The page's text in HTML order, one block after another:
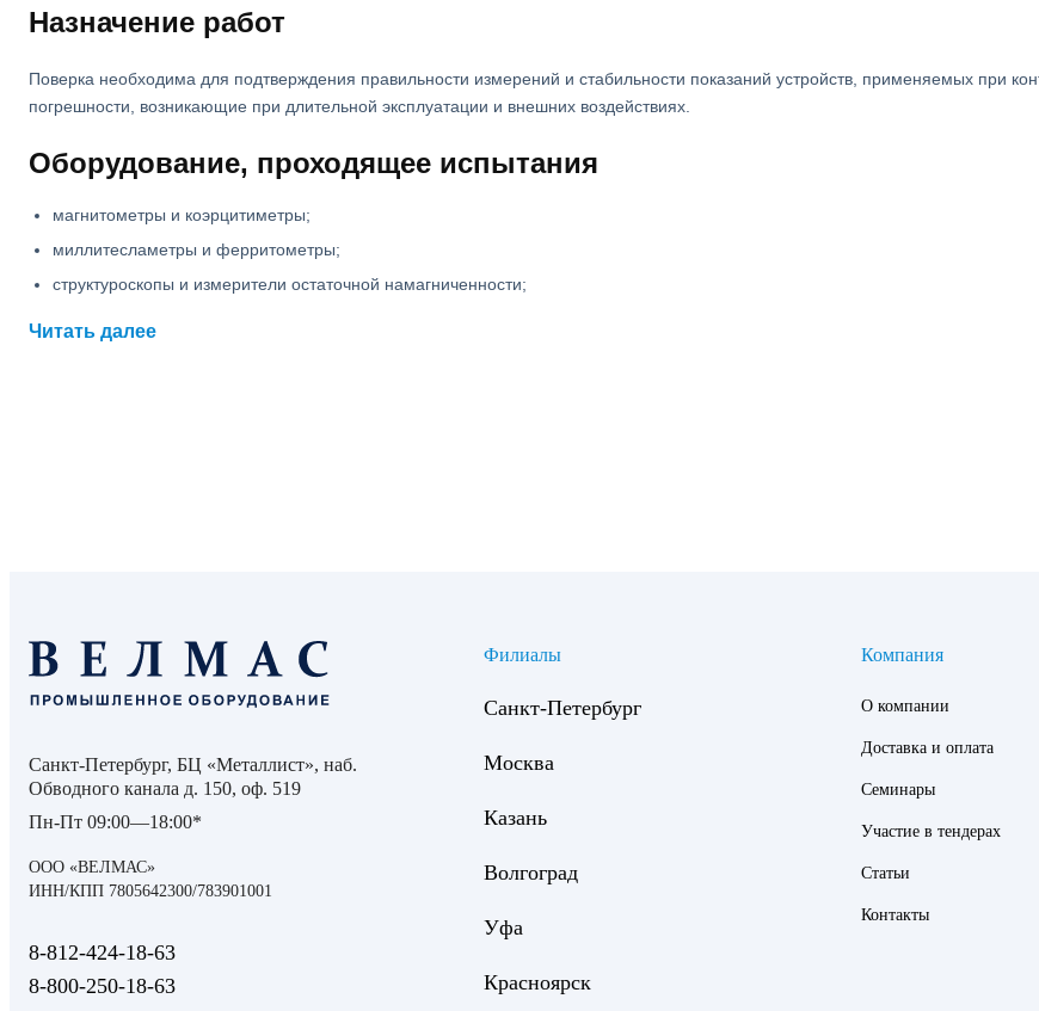
Назначение работ
Поверка необходима для подтверждения правильности измерений и стабильности показаний устройств, применяемых при
погрешности, возникающие при длительной эксплуатации и внешних воздействиях.
Оборудование, проходящее испытания
магнитометры и коэрцитиметры;
миллитесламетры и ферритометры;
структуроскопы и измерители остаточной намагниченности;
возможность выезда специалистов на объект в Санкт-Петербурге и области;
оперативные сроки выполнения и точная документация;
работа в полном соответствии с требованиями нормативных актов.
Заказать услугу
Чтобы оформить заявку, свяжитесь с лабораторией «Велмас». Мы проведём необходимые испытания и предоставим
Читать далее
Санкт-Петербург, БЦ «Металлист», наб.
Обводного канала д. 150, оф. 519
Пн-Пт 09:00—18:00*
ООО «ВЕЛМАС»
ИНН/КПП 7805642300/783901001
8‑812‑424‑18‑63
8‑800‑250‑18‑63
Филиалы
Санкт-Петербург
Москва
Казань
Волгоград
Уфа
Красноярск
Компания
О компании
Доставка и оплата
Семинары
Участие в тендерах
Статьи
Контакты